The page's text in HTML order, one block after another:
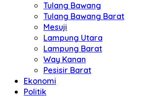
Tulang Bawang
Tulang Bawang Barat
Mesuji
Lampung Utara
Lampung Barat
Way Kanan
Pesisir Barat
Ekonomi
Politik